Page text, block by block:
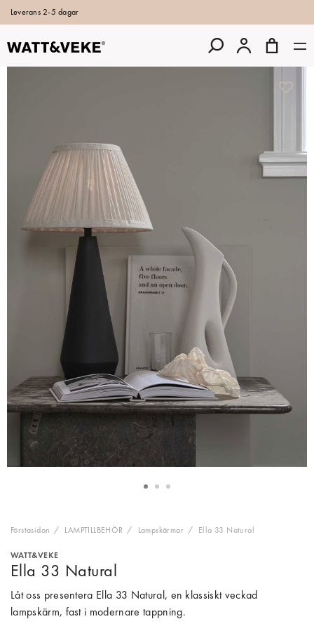
Leverans 2-5 dagar
Förstasidan LAMPTILLBEHÖR Lampskärmar Ella 33 Natural
WATT&VEKE
Ella 33 Natural
Låt oss presentera Ella 33 Natural, en klassiskt veckad
lampskärm, fast i modernare tappning.